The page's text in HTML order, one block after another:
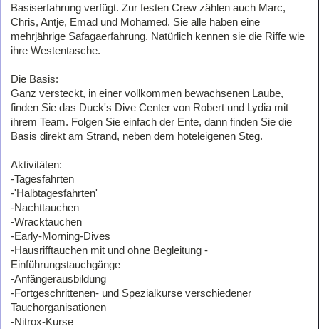
Basiserfahrung verfügt. Zur festen Crew zählen auch Marc,
Chris, Antje, Emad und Mohamed. Sie alle haben eine
mehrjährige Safagaerfahrung. Natürlich kennen sie die Riffe wie
ihre Westentasche.
Die Basis:
Ganz versteckt, in einer vollkommen bewachsenen Laube,
finden Sie das Duck's Dive Center von Robert und Lydia mit
ihrem Team. Folgen Sie einfach der Ente, dann finden Sie die
Basis direkt am Strand, neben dem hoteleigenen Steg.
Aktivitäten:
-Tagesfahrten
-'Halbtagesfahrten'
-Nachttauchen
-Wracktauchen
-Early-Morning-Dives
-Hausrifftauchen mit und ohne Begleitung -
Einführungstauchgänge
-Anfängerausbildung
-Fortgeschrittenen- und Spezialkurse verschiedener
Tauchorganisationen
-Nitrox-Kurse